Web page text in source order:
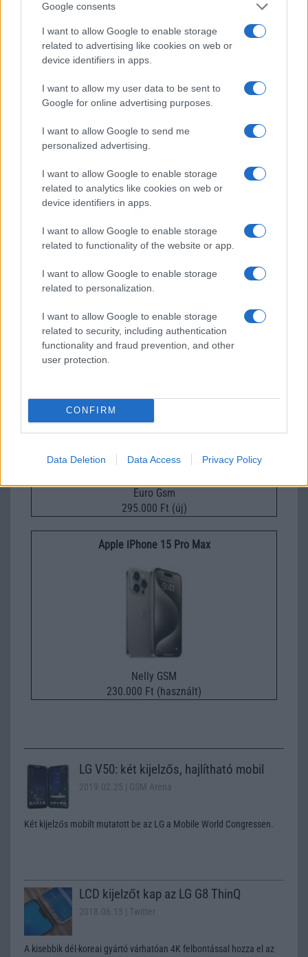
Google consents
I want to allow Google to enable storage
related to advertising like cookies on web or
device identifiers in apps.
I want to allow my user data to be sent to
Google for online advertising purposes.
I want to allow Google to send me
personalized advertising.
I want to allow Google to enable storage
related to analytics like cookies on web or
device identifiers in apps.
I want to allow Google to enable storage
related to functionality of the website or app.
I want to allow Google to enable storage
related to personalization.
I want to allow Google to enable storage
related to security, including authentication
functionality and fraud prevention, and other
user protection.
CONFIRM
Data Deletion Data Access Privacy Policy
SAR
N/A = Nincs adat. Legutóbbi frissítés: 2026-07-13 19:00:00
Új és Használt GSM kiemelt ajánlatok
Apple iPhone 16e
195.000 Ft (új)
Euro Gsm
295.000 Ft (új)
Apple iPhone 15 Pro Max
Nelly GSM
230.000 Ft (használt)
LG V50: két kijelzős, hajlítható mobil
2019.02.25 | GSM Arena
Két kijelzős mobilt mutatott be az LG a Mobile World Congressen.
LCD kijelzőt kap az LG G8 ThinQ
2018.06.13 | Twitter
A kisebbik dél-koreai gyártó várhatóan 4K felbontással hozza el az